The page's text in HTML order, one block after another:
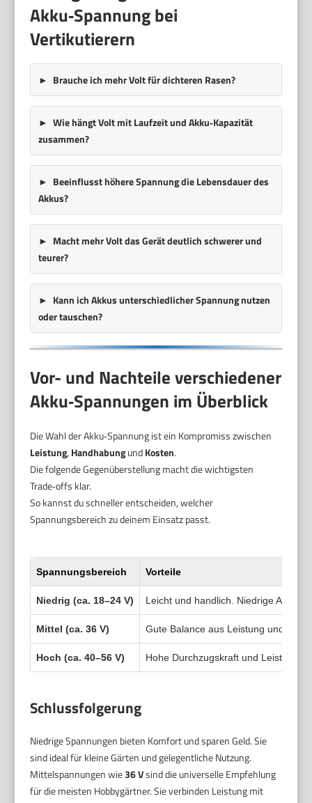
Akku‑Spannung bei
Vertikutierern
Brauche ich mehr Volt für dichteren Rasen?
Wie hängt Volt mit Laufzeit und Akku‑Kapazität
zusammen?
Beeinflusst höhere Spannung die Lebensdauer des
Akkus?
Macht mehr Volt das Gerät deutlich schwerer und
teurer?
Kann ich Akkus unterschiedlicher Spannung nutzen
oder tauschen?
Vor- und Nachteile verschiedener
Akku‑Spannungen im Überblick
Die Wahl der Akku‑Spannung ist ein Kompromiss zwischen
Leistung, HandhabungundKosten.
Die folgende Gegenüberstellung macht die wichtigsten
Trade‑offs klar.
So kannst du schneller entscheiden, welcher
Spannungsbereich zu deinem Einsatz passt.
Spannungsbereich Vorteile
Niedrig (ca. 18–24 V) Leicht und handlich. Niedrige
Mittel (ca. 36 V) Gute Balance aus Leistung und
Hoch (ca. 40–56 V) Hohe Durchzugskraft und Leistung.
Schlussfolgerung
Niedrige Spannungen bieten Komfort und sparen Geld. Sie
sind ideal für kleine Gärten und gelegentliche Nutzung.
Mittelspannungen wie36 Vsind die universelle Empfehlung
für die meisten Hobbygärtner. Sie verbinden Leistung mit